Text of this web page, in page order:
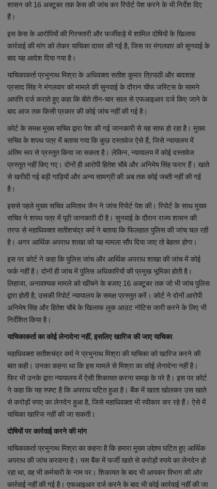
व्यापार
शिक्षा एवं रोजगार
धर्म एवं ज्योतिष
शासन को 16 अक्टूबर तक केस की जांच कर रिपोर्ट पेश करने के भी निर्देश दिए
हैं।
इस केस के आरोपियों की गिरफ्तारी और फर्जीवाड़े में शामिल दोषियों के खिलाफ
कार्रवाई की मांग को लेकर याचिका दायर की गई है, जिस पर मंगलवार को सुनवाई के
बाद यह आदेश दिया गया है।
याचिकाकर्ता प्रभुनाथ मिश्रा के अधिवक्ता सतीश कुमार त्रिपाठी और बादशाह
प्रसाद सिंह ने मंगलवार को मामले की सुनवाई के दौरान चीफ जस्टिस के सामने
आपत्ति दर्ज कराते हुए कहा कि बीते तीन-चार साल से एफआइआर दर्ज किए जाने के
बाद आज तक किसी प्रकार की कोई जांच नहीं की गई है।
कोर्ट के समक्ष मुख्य सचिव द्वारा पेश की गई जानकारी से यह साफ हो रहा है। मुख्य
सचिव के शपथ पत्र में बताया गया कि कुछ दस्तावेज ऐसे हैं, जिसे न्यायालय में
अंतिम रूप से प्रस्तुत किया जा सकता है। लेकिन, न्यायालय में कोई दस्तावेज
प्रस्तुत नहीं किए गए। दोनों ही आरोपी हितेश चौबे और अनिमेष सिंह फरार हैं। खाते
से खरीदी गई बड़ी गाड़ियों और अन्य सामग्री की अब तक कोई जब्ती नहीं की गई
है।
इससे पहले मुख्य सचिव अमिताभ जैन ने जांच रिपोर्ट पेश की। रिपोर्ट के साथ मुख्य
सचिव ने शपथ पत्र में पूरी जानकारी दी है। सुनवाई के दौरान राज्य शासन की
तरफ से महाधिवक्ता सतीशचंद्र वर्मा ने बताया कि फिलहाल पुलिस की जांच चल रही
है। अगर आर्थिक अपराध शाखा को यह मामला सौंप दिया जाए तो बेहतर होगा।
इस पर कोर्ट ने कहा कि पुलिस जांच और आर्थिक अपराध शाखा की जांच में कोई
फर्क नहीं है। दोनों ही जांच में पुलिस अधिकारियों की प्रमुख भूमिका होती है।
लिहाजा, अनावश्यक मामले को खींचने के बजाए 16 अक्टूबर तक जो भी जांच पुलिस
द्वारा होती है, उसकी रिपोर्ट न्यायालय के समक्ष प्रस्तुत करें। कोर्ट ने दोनों आरोपी
अनिमेष सिंह और हितेश चौबे के खिलाफ लुक आउट नोटिस जारी करने के लिए भी
निर्देशित किया है।
याचिकाकर्ता का कोई लेनादेना नहीं, इसलिए खारिज की जाए याचिका
महाधिवक्ता सतीशचंद्र वर्मा ने प्रभुनाथ मिश्रा की याचिका को खारिज करने की
बात कही। उनका कहना था कि इस मामले से मिश्रा का कोई लेनादेना नहीं है।
फिर भी उनके द्वारा न्यायालय में ऐसी शिकायत करना समझ के परे है। इस पर कोर्ट
ने कहा कि यह स्पष्ट है कि अपराध घटित हुआ है। बैंक में खाता खोलकर उस खाते
से करोड़ों रुपए का लेनदेन हुआ है, जिसे महाधिवक्ता भी स्वीकार कर रहे हैं। ऐसे में
याचिका खारिज नहीं की जा सकती।
दोषियों पर कार्रवाई करने की मांग
याचिकाकर्ता प्रभुनाथ मिश्रा का कहना है कि हमारा मुख्य उद्देश्य घटित हुए आर्थिक
अपराध की जांच करवाना है। यस बैंक में फर्जी खाते से करोड़ों रुपये का लेनदेन हो
रहा था, वह भी कर्मचारी के नाम पर। शिकायत के बाद भी आयकर विभाग की ओर
कार्रवाई नहीं की गई है। एफआइआर दर्ज करने के बाद भी कोई कार्रवाई नहीं की जा